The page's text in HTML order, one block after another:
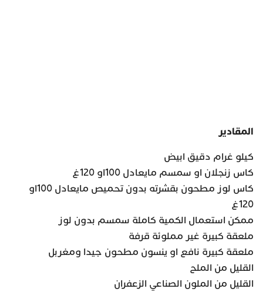
المقادير
كيلو غرام دقيق ابيض
كاس زنجلان او سمسم مايعادل 100او 120غ
كاس لوز مطحون بقشرته بدون تحميص مايعادل 100او
120غ
ممكن استعمال الكمية كاملة سمسم بدون لوز
ملعقة كبيرة غير مملوئة قرفة
ملعقة كبيرة نافع او ينسون مطحون جيدا ومغربل
القليل من الملح
القليل من الملون الصناعي الزعفران